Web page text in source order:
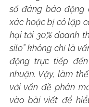
số đáng báo động
xác hoặc bị cô lập
hại tới 30% doanh
silo” không chỉ là
động trực tiếp
nhuận. Vậy, làm
với vấn đề phân
vào bài viết để